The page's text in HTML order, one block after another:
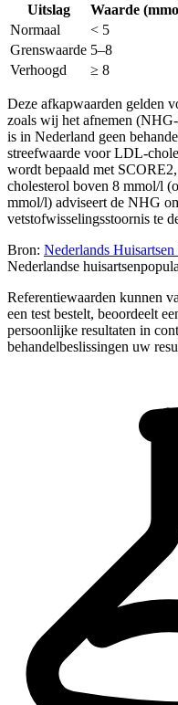
Uitslag
Waarde
Normaal
< 5
Grenswaarde 5–8
Verhoogd
≥ 8
Deze afkapwaarden gelden
zoals wij het afnemen
is in Nederland geen
streefwaarde voor LDL-
wordt bepaald met
cholesterol boven 8 mmol/l
mmol/l) adviseert de NHG
vetstofwisselingsstoornis te
Bron: Nederlands
Nederlandse
Referentiewaarden kunnen
een test bestelt, beoordeelt
persoonlijke resultaten in
behandelbeslissingen uw